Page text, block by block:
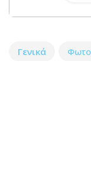
Γενικά